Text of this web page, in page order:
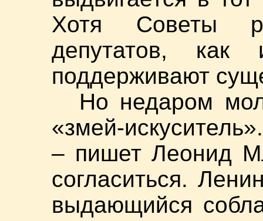
Хотя Советы
депутатов, как
поддерживают
Но недаром
«змей-
– пишет Леонид
согласиться.
выдающийся